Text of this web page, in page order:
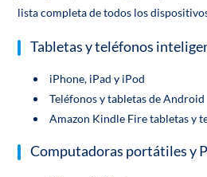
lista completa de todos los
Tabletas y teléfonos
iPhone, iPad y iPod
Teléfonos y tabletas de Android
Amazon Kindle Fire tabletas y
Computadoras portátiles y